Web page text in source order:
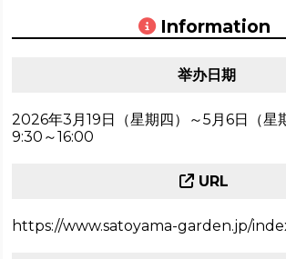
Information
举办日期
2026年3月19日（星期四）～5月6日（星
9:30～16:00
URL
https://www.satoyama-garden.jp/